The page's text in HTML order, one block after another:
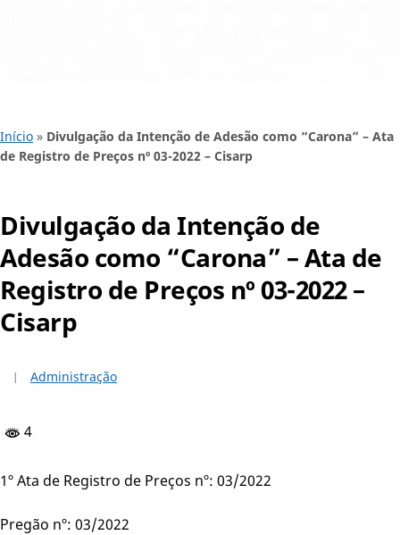
Início » Divulgação da Intenção de Adesão como “Carona” – Ata
de Registro de Preços nº 03-2022 – Cisarp
Divulgação da Intenção de
Adesão como “Carona” – Ata de
Registro de Preços nº 03-2022 –
Cisarp
Administração
4
1º Ata de Registro de Preços nº: 03/2022
Pregão nº: 03/2022